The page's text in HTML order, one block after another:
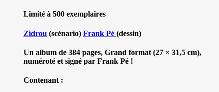
Limité à 500 exemplaires
Zidrou (scénario) Frank Pé (dessin)
Un album de 384 pages, Grand format (27 × 31,5 cm),
numéroté et signé par Frank Pé !
Contenant :